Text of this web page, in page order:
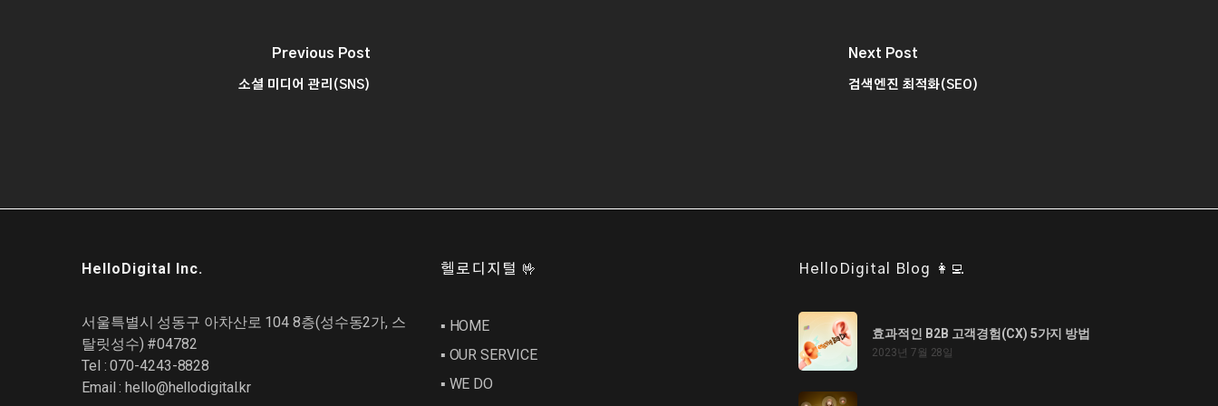
Previous Post
소셜 미디어 관리(SNS)
Next Post
검색엔진 최적화(SEO)
HelloDigital Inc.
서울특별시 성동구 아차산로 104 8층(성수동2가, 스
탈릿성수) #04782
Tel : 070-4243-8828
Email :hello@hellodigital.kr
헬로디지털 🤟
▪︎ HOME
▪︎ OUR SERVICE
▪︎ WE DO
HelloDigital Blog 👩‍💻
효과적인 B2B 고객경험(CX) 5가지 방법
2023년 7월 28일